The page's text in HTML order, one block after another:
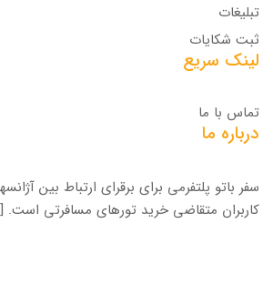
تبلیغات
ثبت شکایات
لینک سریع
تماس با ما
درباره ما
سفر باتو پلتفرمی برای برقرای ارتباط بین
کاربران متقاضی خرید تورهای مسافرتی است.